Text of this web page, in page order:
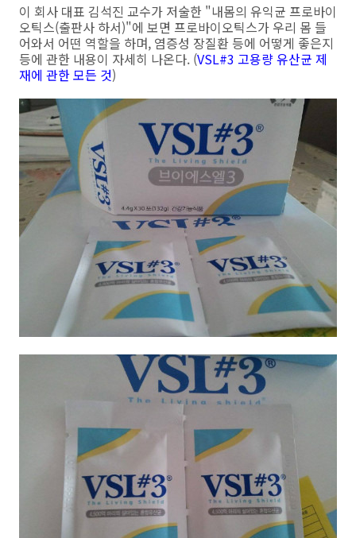
이 회사 대표 김석진 교수가 저술한 "내몸의 유익균 프로바이
오틱스(출판사 하서)"에 보면 프로바이오틱스가 우리 몸 들
어와서 어떤 역할을 하며, 염증성 장질환 등에 어떻게 좋은지
등에 관한 내용이 자세히 나온다. (VSL#3 고용량 유산균 제
재에 관한 모든 것)